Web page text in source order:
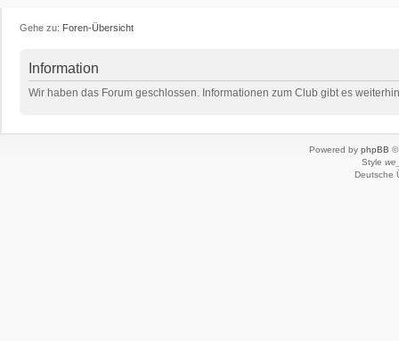
Gehe zu: Foren-Übersicht
Information
Wir haben das Forum geschlossen. Informationen zum Club gibt es
Powered by phpBB ©
Style
Deutsche